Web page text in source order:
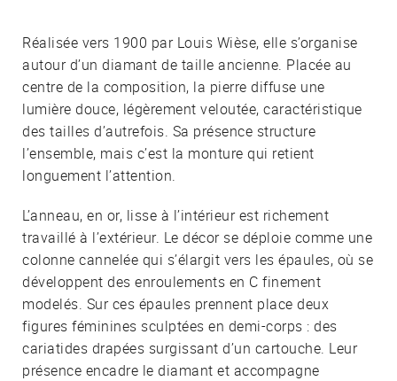
Réalisée vers 1900 par Louis Wièse, elle s’organise
autour d’un diamant de taille ancienne. Placée au
centre de la composition, la pierre diffuse une
lumière douce, légèrement veloutée, caractéristique
des tailles d’autrefois. Sa présence structure
l’ensemble, mais c’est la monture qui retient
longuement l’attention.
L’anneau, en or, lisse à l’intérieur est richement
travaillé à l’extérieur. Le décor se déploie comme une
colonne cannelée qui s’élargit vers les épaules, où se
développent des enroulements en C finement
modelés. Sur ces épaules prennent place deux
figures féminines sculptées en demi-corps : des
cariatides drapées surgissant d’un cartouche. Leur
présence encadre le diamant et accompagne